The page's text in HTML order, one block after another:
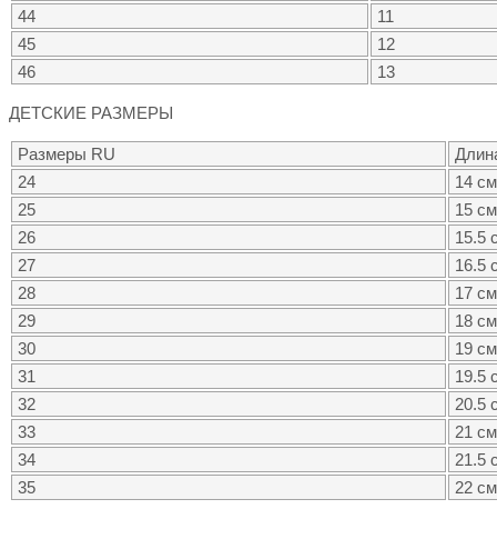
44
11
45
12
46
13
ДЕТСКИЕ РАЗМЕРЫ
Размеры RU
24
14 см
25
15 см
26
15.5
27
16.5
28
17 см
29
18 см
30
19 см
31
19.5
32
20.5
33
21 см
34
21.5
35
22 см